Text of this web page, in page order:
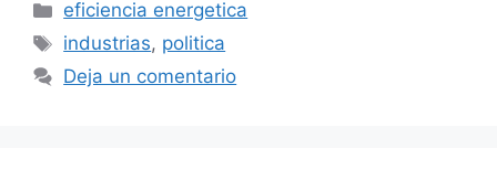
Categorías
eficiencia energetica
Etiquetas
industrias, politica
Deja un comentario